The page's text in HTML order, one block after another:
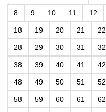
8 9 10 11 12
18 19 20 21 22
28 29 30 31 32
38 39 40 41 42
48 49 50 51 52
58 59 60 61 62